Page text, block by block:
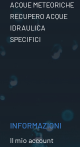
ACQUE METEORICHE
RECUPERO ACQUE
IDRAULICA
SPECIFICI
INFORMAZIONI
Il mio account